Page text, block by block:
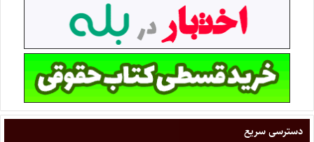
دسترسی سریع